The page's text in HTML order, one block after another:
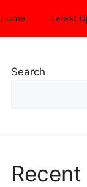
Home Latest
Search